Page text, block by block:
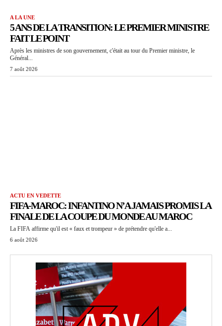
A LA UNE
5 ANS DE LA TRANSITION: LE PREMIER MINISTRE
FAIT LE POINT
Après les ministres de son gouvernement, c'était au tour du Premier ministre, le
Général...
7 août 2026
ACTU EN VEDETTE
FIFA-MAROC: INFANTINO N’A JAMAIS PROMIS LA
FINALE DE LA COUPE DU MONDE AU MAROC
La FIFA affirme qu'il est « faux et trompeur » de prétendre qu'elle a...
6 août 2026